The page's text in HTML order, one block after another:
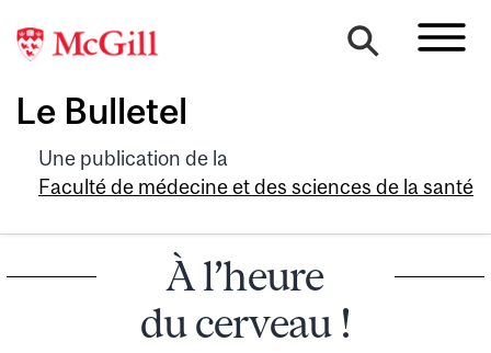
Le Bulletel
Une publication de la
Faculté de médecine et des sciences de la santé
À l’heure
du cerveau !